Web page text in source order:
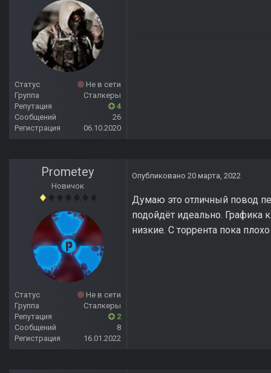
Статус
Не в сети
Группа
Сталкеры
Репутация
4
Сообщений
26
Регистрация
06.10.2020
Prometey
Новичок
Статус
Не в сети
Группа
Сталкеры
Репутация
2
Сообщений
8
Регистрация
16.01.2022
Опубликовано 20 марта, 2022
Думаю это отличный повод
подойдёт идеально. Графика
низкие. С торрента пока